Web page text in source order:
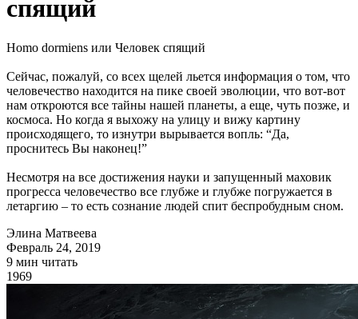
спящий
Homo dormiens или Человек спящий
Сейчас, пожалуй, со всех щелей льется информация о том, что
человечество находится на пике своей эволюции, что вот-вот
нам откроются все тайны нашей планеты, а еще, чуть позже, и
космоса. Но когда я выхожу на улицу и вижу картину
происходящего, то изнутри вырывается вопль: “Да,
проснитесь Вы наконец!”
Несмотря на все достижения науки и запущенный маховик
прогресса человечество все глубже и глубже погружается в
летаргию – то есть сознание людей спит беспробудным сном.
Элина Матвеева
Февраль 24, 2019
9 мин читать
1969